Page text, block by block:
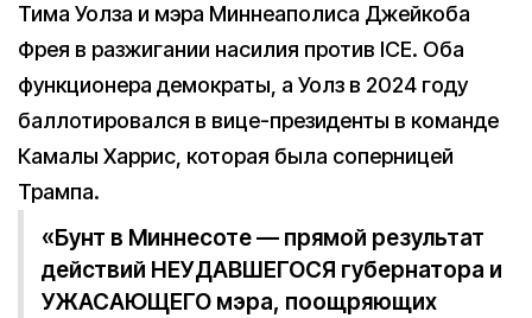
Тима Уолза и мэра Миннеаполиса Джейкоба
Фрея в разжигании насилия против ICE. Оба
функционера демократы, а Уолз в 2024 году
баллотировался в вице-президенты в команде
Камалы Харрис, которая была соперницей
Трампа.
«Бунт в Миннесоте — прямой результат
действий НЕУДАВШЕГОСЯ губернатора и
УЖАСАЮЩЕГО мэра, поощряющих